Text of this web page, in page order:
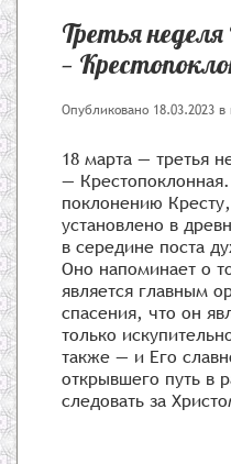
Третья
—
Опубликовано 18.03.2023 в
18 марта — третья
—
поклонению
установлено в
в середине поста
Оно напоминает о
является главным
спасения, что он
только
также — и Его
открывшего путь в
следовать за